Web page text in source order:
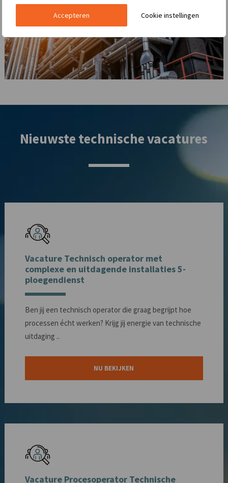
Cookie instellingen
Accepteren
Nieuwste technische vacatures
Vacature Technisch operator met
complexe en uitdagende installaties 5-
ploegendienst
Ben jij een technisch operator die graag begrijpt hoe
processen écht werken? Krijg jij energie van technische
uitdaging ..
NU BEKIJKEN
Vacature Procesoperator Technische